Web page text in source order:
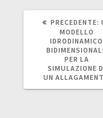
PRECEDENTE:
MODELLO
IDRODINAMICO
PER LA
SIMULAZIONE
UN